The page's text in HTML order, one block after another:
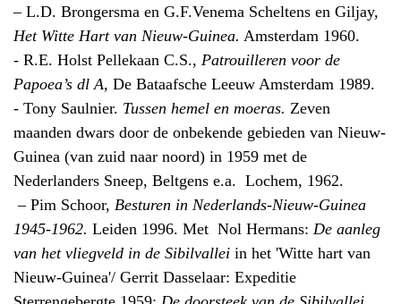
– L.D. Brongersma en G.F.Venema Scheltens en Giljay,
Het Witte Hart van Nieuw-Guinea. Amsterdam 1960.
- R.E. Holst Pellekaan C.S., Patrouilleren voor de
Papoea’s dl A, De Bataafsche Leeuw Amsterdam 1989.
- Tony Saulnier. Tussen hemel en moeras. Zeven
maanden dwars door de onbekende gebieden van Nieuw-
Guinea (van zuid naar noord) in 1959 met de
Nederlanders Sneep, Beltgens e.a. Lochem, 1962.
– Pim Schoor, Besturen in Nederlands-Nieuw-Guinea
1945-1962. Leiden 1996. Met Nol Hermans: De aanleg
van het vliegveld in de Sibilvallei in het 'Witte hart van
Nieuw-Guinea'/ Gerrit Dasselaar: Expeditie